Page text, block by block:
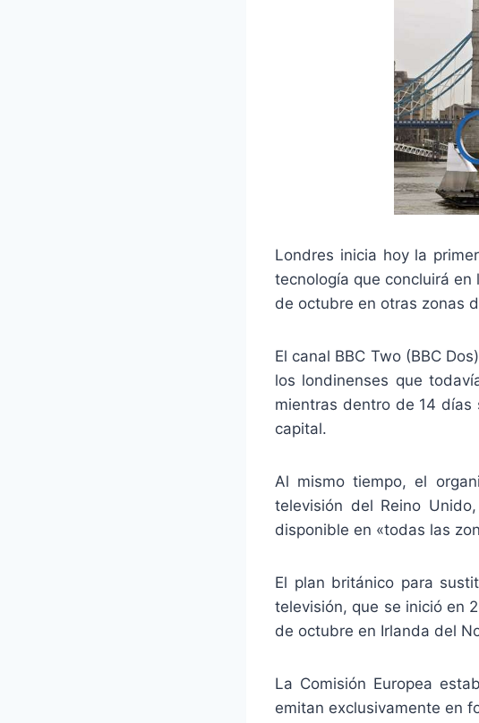
Londres inicia hoy la
tecnología que concluirá
de octubre en otras zonas
El canal BBC Two (BBC
los londinenses que
mientras dentro de 14
capital.
Al mismo tiempo, el
televisión del Reino
disponible en «todas las
El plan británico para
televisión, que se inició en
de octubre en Irlanda del
La Comisión Europea
emitan exclusivamente en